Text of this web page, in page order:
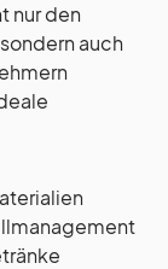
nur den
sondern auch